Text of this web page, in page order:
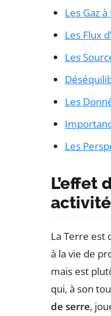
Les Gaz
Les Flux
Les
Les
Les
L’effet
La Terre est
à la vie de
mais est
qui, à son
de serre,